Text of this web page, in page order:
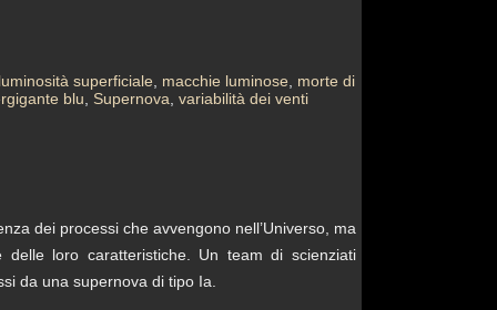
superficiale, macchie luminose, morte di
blu, Supernova, variabilità dei venti
dei processi che avvengono nell’Universo, ma
delle loro caratteristiche. Un team di scienziati
da una supernova di tipo Ia.